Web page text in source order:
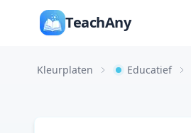
TeachAny
Kleurplaten Educatief